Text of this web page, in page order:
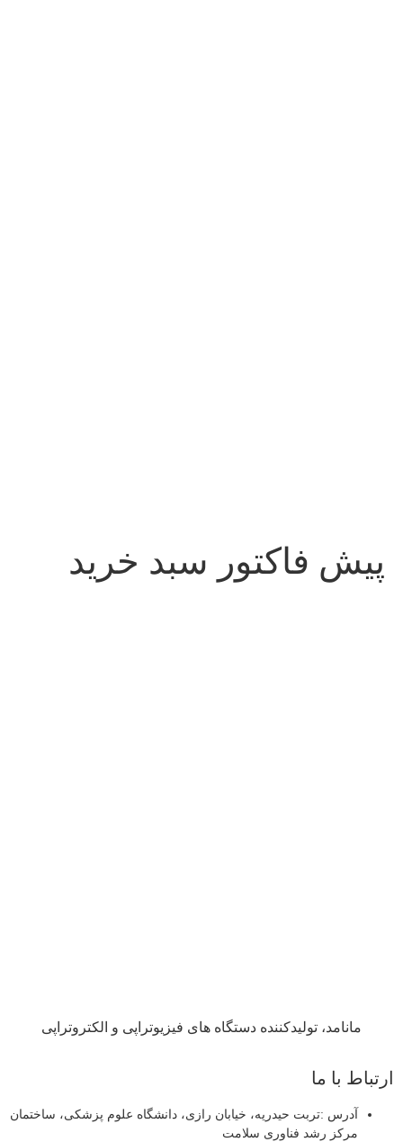
پیش فاکتور سبد خرید
مانامد، تولیدکننده دستگاه های فیزیوتراپی و الکتروتراپی
ارتباط با ما
آدرس :تربت حیدریه، خیابان رازی، دانشگاه علوم پزشکی، ساختمان
مرکز رشد فناوری سلامت